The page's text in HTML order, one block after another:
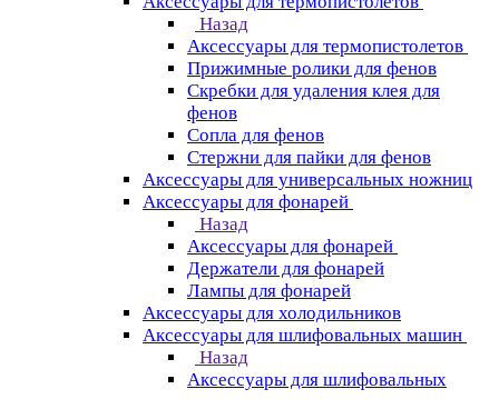
Назад
Аксессуары для термопистолетов
Прижимные ролики для фенов
Скребки для удаления клея для
фенов
Сопла для фенов
Стержни для пайки для фенов
Аксессуары для универсальных ножниц
Аксессуары для фонарей
Назад
Аксессуары для фонарей
Держатели для фонарей
Лампы для фонарей
Аксессуары для холодильников
Аксессуары для шлифовальных машин
Назад
Аксессуары для шлифовальных